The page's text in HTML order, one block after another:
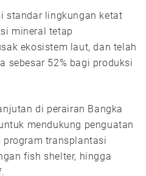
standar lingkungan ketat
mineral tetap
ekosistem laut, dan telah
sebesar 52% bagi produksi
di perairan Bangka
mendukung penguatan
program transplantasi
fish shelter, hingga